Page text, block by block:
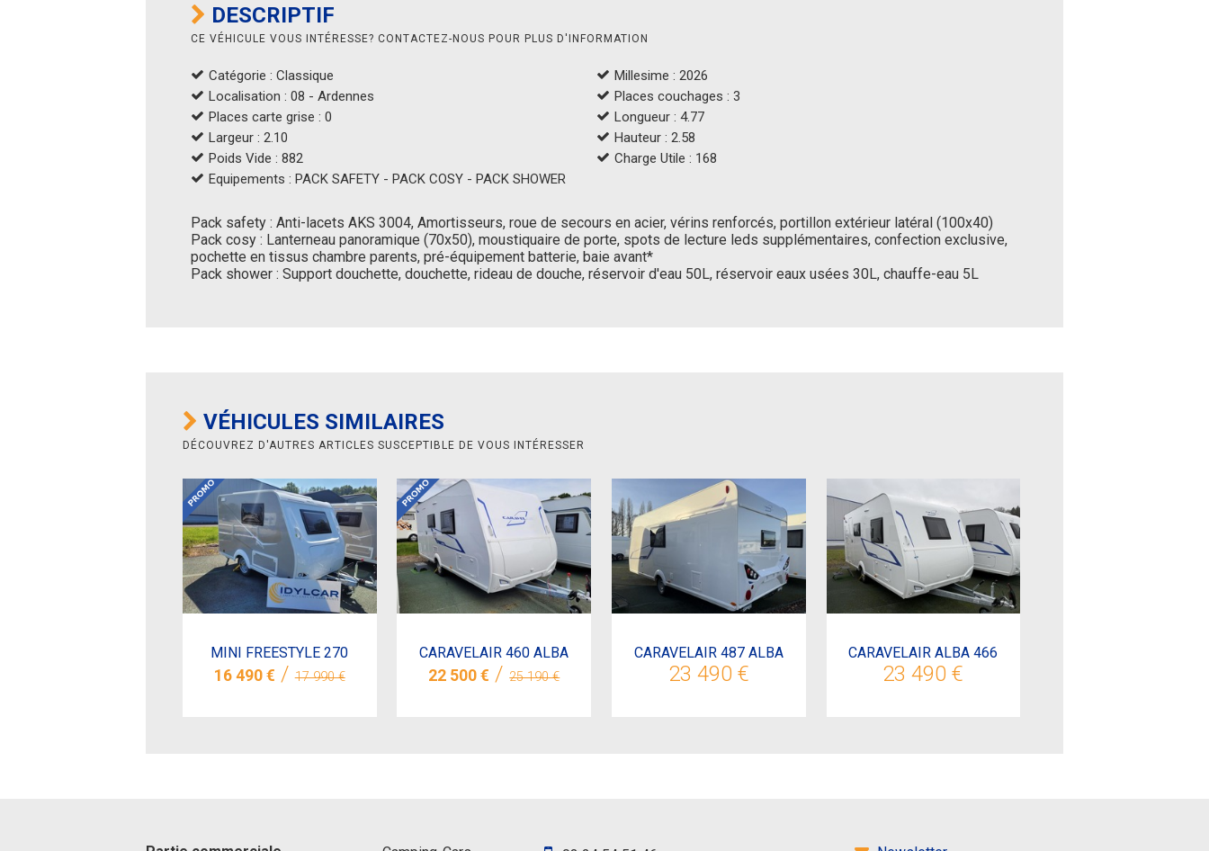
DESCRIPTIF
CE VÉHICULE VOUS INTÉRESSE? CONTACTEZ-NOUS POUR PLUS D'INFORMATION
Catégorie : Classique
Millesime : 2026
Localisation : 08 - Ardennes
Places couchages : 3
Places carte grise : 0
Longueur : 4.77
Largeur : 2.10
Hauteur : 2.58
Poids Vide : 882
Charge Utile : 168
Equipements : PACK SAFETY - PACK COSY - PACK SHOWER
Pack safety : Anti-lacets AKS 3004, Amortisseurs, roue de secours en acier, vérins renforcés, portillon extérieur latéral (100x40)
Pack cosy : Lanterneau panoramique (70x50), moustiquaire de porte, spots de lecture leds supplémentaires, confection exclusive,
pochette en tissus chambre parents, pré-équipement batterie, baie avant*
Pack shower : Support douchette, douchette, rideau de douche, réservoir d'eau 50L, réservoir eaux usées 30L, chauffe-eau 5L
VÉHICULES SIMILAIRES
DÉCOUVREZ D'AUTRES ARTICLES SUSCEPTIBLE DE VOUS INTÉRESSER
MINI FREESTYLE 270
16 490 € /17 990 €
CARAVELAIR 460 ALBA
22 500 € /25 190 €
CARAVELAIR 487 ALBA
23 490 €
CARAVELAIR ALBA 466
23 490 €